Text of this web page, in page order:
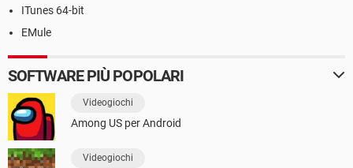
ITunes 64-bit
EMule
SOFTWARE PIÙ POPOLARI
Videogiochi
Among US per Android
Videogiochi